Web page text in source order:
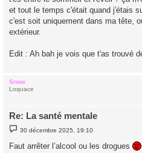
et tout le temps c'était quand j'étais
c'est soit uniquement dans ma tête,
extérieur.
Edit : Ah bah je vois que t'as trouvé
Snow
Loquace
Re: La santé mentale
M
e
s
30 décembre 2025, 19:10
Faut arrêter l’alcool ou les drogues